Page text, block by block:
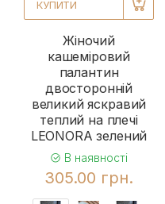
КУПИТИ
Жіночий
кашеміровий
палантин
двосторонній
великий яскравий
теплий на плечі
LEONORA зелений
В наявності
305.00 грн.